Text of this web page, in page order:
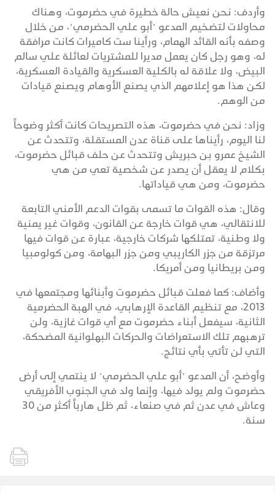
وأردف: نحن نعيش حالة خطيرة في حضرموت، وهناك
محاولات لتضخيم المدعو "أبو علي الحضرمي"، من خلال
وصفه بأنه القائد الهمام، ورأينا ست كاميرات كانت مرافقة
له، وهو رجل كان يعمل مديرا للمشتريات لعائلة علي سالم
البيض، ولا علاقة له بالكلية العسكرية والقيادة العسكرية،
لكن هذا هو إعلامهم الذي يصنع الأوهام ويصنع قيادات
من الوهم.
وزاد: نحن في حضرموت، هذه التصريحات كانت أكثر وضوحاً
لنا اليوم، رأيناها على قناة عدن المستقلة، وتتحدث عن
الشيخ عمرو بن حبريش وتتحدث عن حلف قبائل حضرموت،
بكلام لا يعقل أن يصدر عن شخصية تعي من هي
حضرموت، ومن هي قياداتها.
وقال: هذه القوات ما تسمى بقوات الدعم الأمني التابعة
للانتقالي، هي قوات خارجة عن القانون، وقوات غير يمنية
ولا وطنية، تمتلكها شركات خارجية، عبارة عن قوات فيها
مرتزقة من جزر الكاريبي ومن جزر البهامة، ومن كولومبيا
ومن بريطانيا ومن أمريكا.
وأضاف: كما فعلت قبائل حضرموت وأبنائها ومجتمعها في
2013، مع تنظيم القاعدة الإرهابي، في الهبة الحضرمية
الثانية، سيفعل أبناء حضرموت مع أي قوات غازية، ولن
ترهبهم تلك الاستعراضات والحركات البهلوانية المضحكة،
التي لن تأتي بأي نتائج.
وأوضح، أن المدعو "أبو علي الحضرمي" لا ينتمي إلى أرض
حضرموت ولم يولد فيها، وإنما ولد في الجنوب الأفريقي
وعاش في عدن ثم في صنعاء، ثم ظل هارباً أكثر من 30
سنة.